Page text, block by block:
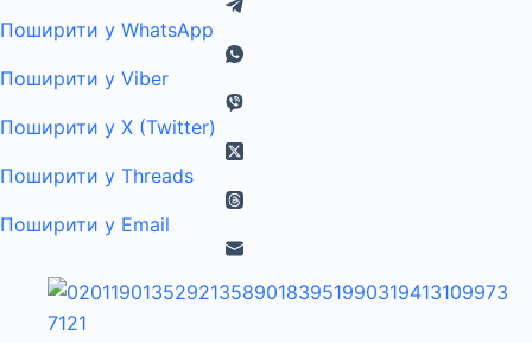
Поширити у WhatsApp
Поширити у Viber
Поширити у X (Twitter)
Поширити у Threads
Поширити у Email